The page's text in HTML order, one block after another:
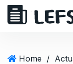
Home /